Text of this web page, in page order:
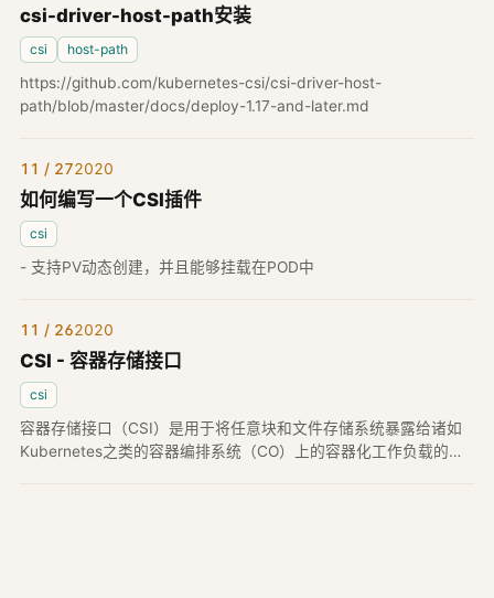
csi-driver-host-path安装
csi host-path
https://github.com/kubernetes-csi/csi-driver-host-
path/blob/master/docs/deploy-1.17-and-later.md
11 / 272020
如何编写一个CSI插件
csi
- 支持PV动态创建，并且能够挂载在POD中
11 / 262020
CSI - 容器存储接口
csi
容器存储接口（CSI）是用于将任意块和文件存储系统暴露给诸如
Kubernetes之类的容器编排系统（CO）上的容器化工作负载的标